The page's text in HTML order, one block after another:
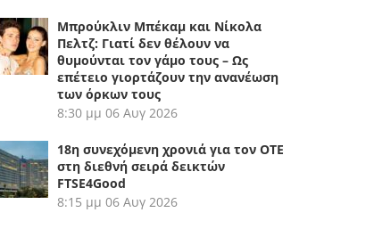
Μπρούκλιν Μπέκαμ και Νίκολα
Πελτζ: Γιατί δεν θέλουν να
θυμούνται τον γάμο τους – Ως
επέτειο γιορτάζουν την ανανέωση
των όρκων τους
8:30 μμ 06 Αυγ 2026
18η συνεχόμενη χρονιά για τον ΟΤΕ
στη διεθνή σειρά δεικτών
FTSE4Good
8:15 μμ 06 Αυγ 2026